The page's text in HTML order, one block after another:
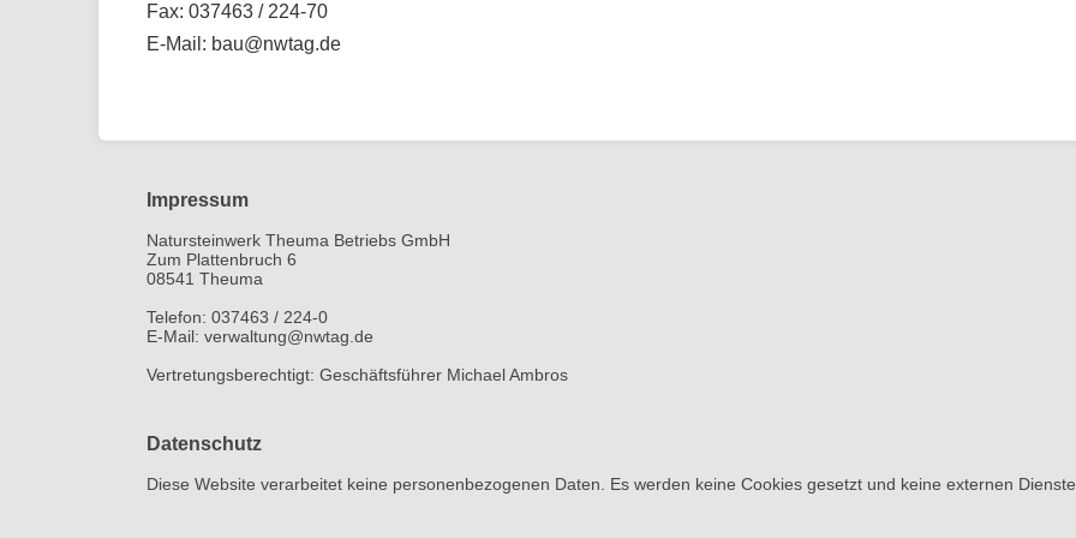
Fax: 037463 / 224-70
E-Mail: bau@nwtag.de
Impressum
Natursteinwerk Theuma Betriebs GmbH
Zum Plattenbruch 6
08541 Theuma
Telefon: 037463 / 224-0
E-Mail: verwaltung@nwtag.de
Vertretungsberechtigt: Geschäftsführer Michael Ambros
Datenschutz
Diese Website verarbeitet keine personenbezogenen Daten. Es werden keine Cookies gesetzt und keine externen